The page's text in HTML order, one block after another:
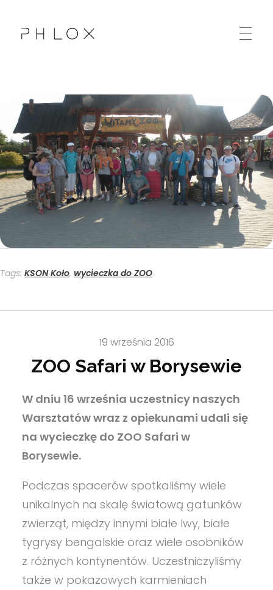
ZOO Safari w Borysewie
19 września 2016
W dniu 16 września uczestnicy naszych
Warsztatów wraz z opiekunami udali się
na wycieczkę do ZOO Safari w
Borysewie.
Podczas spacerów spotkaliśmy wiele
unikalnych na skalę światową gatunków
zwierząt, między innymi białe lwy, białe
tygrysy bengalskie oraz wiele osobników
z różnych kontynentów. Uczestniczyliśmy
także w pokazowych karmieniach
Tags: KSON Koło, wycieczka do ZOO